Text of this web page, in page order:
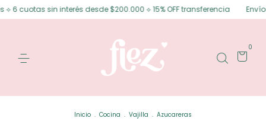
sin interés desde $200.000 ⟡ 15% OFF transferencia
0
Inicio . Cocina . Vajilla . Azucareras